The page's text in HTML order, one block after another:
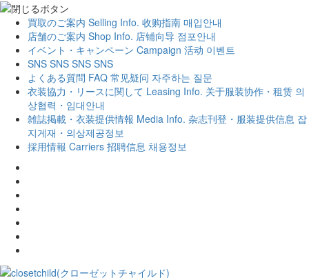
買取のご案内 Selling Info. 收购指南 매입안내
店舗のご案内 Shop Info. 店铺向导 점포안내
イベント・キャンペーン Campaign 活动 이벤트
SNS SNS SNS SNS
よくある質問 FAQ 常见疑问 자주하는 질문
衣装協力・リースに関して Leasing Info. 关于服装协作・租赁 의
상협력・임대안내
雑誌掲載・衣装提供情報 Media Info. 杂志刊登・服装提供信息 잡
지게재・의상제공정보
採用情報 Carriers 招聘信息 채용정보